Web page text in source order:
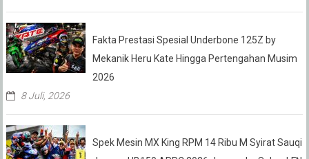
Fakta Prestasi Spesial Underbone 125Z by
Mekanik Heru Kate Hingga Pertengahan Musim
2026
8 Juli, 2026
Spek Mesin MX King RPM 14 Ribu M Syirat Sauqi